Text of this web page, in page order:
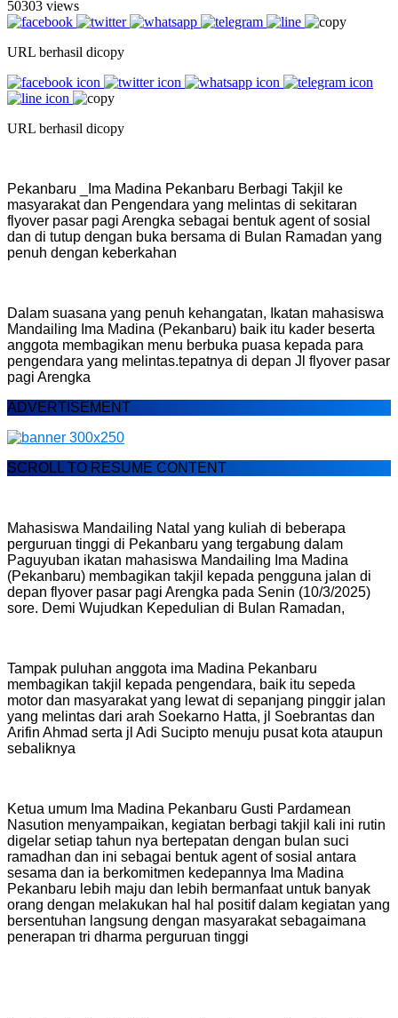
50303 views
URL berhasil dicopy
URL berhasil dicopy
Pekanbaru _Ima Madina Pekanbaru Berbagi Takjil ke
masyarakat dan Pengendara yang melintas di sekitaran
flyover pasar pagi Arengka sebagai bentuk agent of sosial
dan di tutup dengan buka bersama di Bulan Ramadan yang
penuh dengan keberkahan
Dalam suasana yang penuh kehangatan, Ikatan mahasiswa
Mandailing Ima Madina (Pekanbaru) baik itu kader beserta
anggota membagikan menu berbuka puasa kepada para
pengendara yang melintas.tepatnya di depan Jl flyover pasar
pagi Arengka
ADVERTISEMENT
SCROLL TO RESUME CONTENT
Mahasiswa Mandailing Natal yang kuliah di beberapa
perguruan tinggi di Pekanbaru yang tergabung dalam
Paguyuban ikatan mahasiswa Mandailing Ima Madina
(Pekanbaru) membagikan takjil kepada pengguna jalan di
depan flyover pasar pagi Arengka pada Senin (10/3/2025)
sore. Demi Wujudkan Kepedulian di Bulan Ramadan,
Tampak puluhan anggota ima Madina Pekanbaru
membagikan takjil kepada pengendara, baik itu sepeda
motor dan masyarakat yang lewat di sepanjang pinggir jalan
yang melintas dari arah Soekarno Hatta, jl Soebrantas dan
Arifin Ahmad serta jl Adi Sucipto menuju pusat kota ataupun
sebaliknya
Ketua umum Ima Madina Pekanbaru Gusti Pardamean
Nasution menyampaikan, kegiatan berbagi takjil kali ini rutin
digelar setiap tahun nya bertepatan dengan bulan suci
ramadhan dan ini sebagai bentuk agent of sosial antara
sesama dan ia berkomitmen kedepannya Ima Madina
Pekanbaru lebih maju dan lebih bermanfaat untuk banyak
orang dengan melakukan hal hal positif dalam kegiatan yang
bersentuhan langsung dengan masyarakat sebagaimana
penerapan tri dharma perguruan tinggi